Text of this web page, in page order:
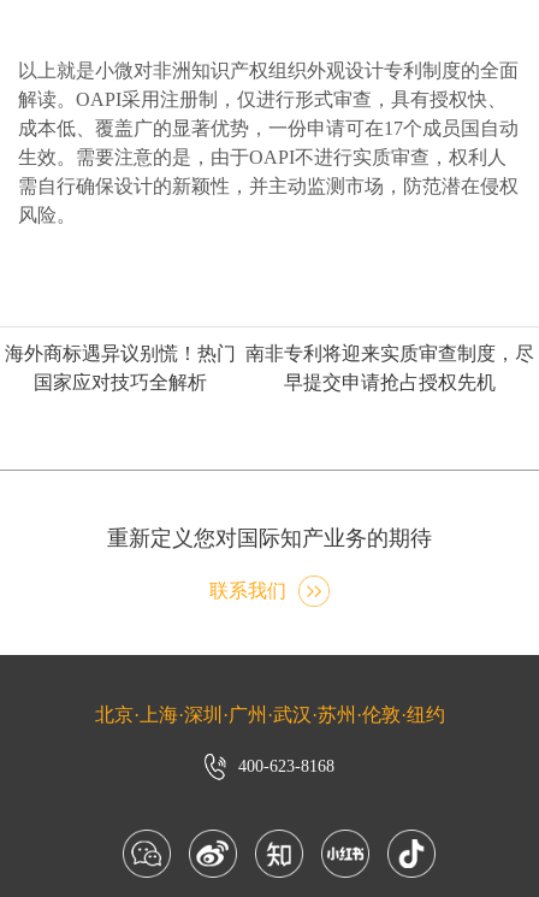
以上就是小微对非洲知识产权组织外观设计专利制度的全面
解读。 OAPI采用注册制，仅进行形式审查，具有授权快、
成本低、覆盖广的显著优势，一份申请可在17个成员国自动
生效。需要注意的是，由于OAPI不进行实质审查，权利人
需自行确保设计的新颖性，并主动监测市场，防范潜在侵权
风险。
海外商标遇异议别慌！热门
国家应对技巧全解析
南非专利将迎来实质审查制度，尽
早提交申请抢占授权先机
重新定义您对国际知产业务的期待
联系我们
北京·上海·深圳·广州·武汉·苏州·伦敦·纽约
400-623-8168